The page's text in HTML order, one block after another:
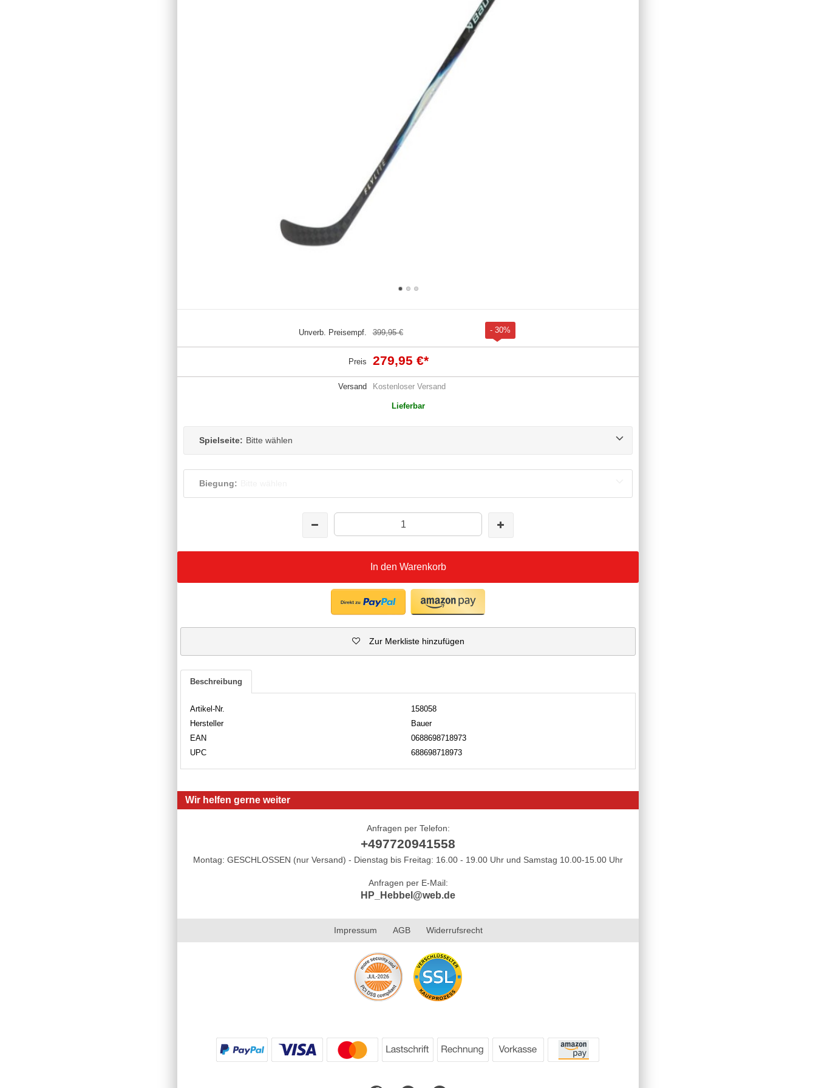
Unverb. Preisempf. 399,95 € - 30%
Preis 279,95 €*
Versand Kostenloser Versand
Lieferbar
Spielseite: Bitte wählen
Biegung:
In den Warenkorb
Zur Merkliste hinzufügen
Beschreibung
Artikel-Nr.
158058
Hersteller
Bauer
EAN
0688698718973
UPC
688698718973
Wir helfen gerne weiter
Anfragen per Telefon:
+497720941558
Montag: GESCHLOSSEN (nur Versand) - Dienstag bis Freitag: 16.00 - 19.00 Uhr und Samstag 10.00-15.00 Uhr
Anfragen per E-Mail:
HP_Hebbel@web.de
Impressum AGB Widerrufsrecht